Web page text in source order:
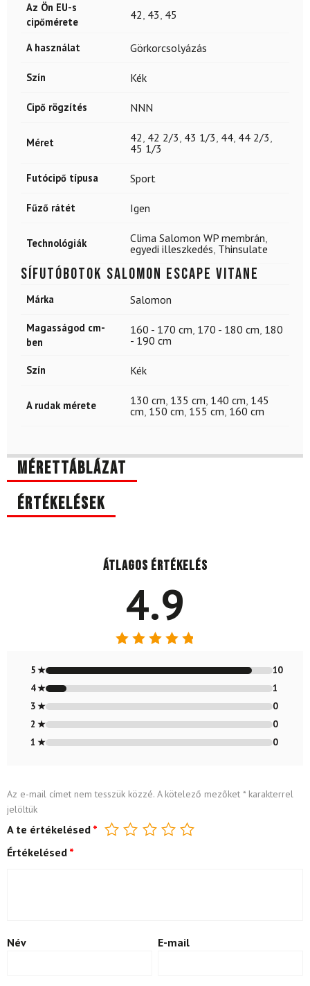
Az Ön EU-s
cipőmérete
42, 43, 45
A használat Görkorcsolyázás
Szín Kék
Cipő rögzítés NNN
Méret 42, 42 2/3, 43 1/3, 44, 44 2/3,
45 1/3
Futócipő típusa Sport
Fűző rátét Igen
Technológiák Clima Salomon WP membrán,
egyedi illeszkedés, Thinsulate
Sífutóbotok SALOMON Escape Vitane
Márka Salomon
Magasságod cm-
ben
160 - 170 cm, 170 - 180 cm, 180
- 190 cm
Szín Kék
A rudak mérete 130 cm, 135 cm, 140 cm, 145
cm, 150 cm, 155 cm, 160 cm
Mérettáblázat
Értékelések
Átlagos értékelés
4.9
4.91/ 5
5 ★
10
4 ★
1
3 ★
0
2 ★
0
1 ★
0
Az e-mail címet nem tesszük közzé. A kötelező mezőket *karakterrel
jelöltük
A te értékelésed *
Értékelésed *
Név E-mail